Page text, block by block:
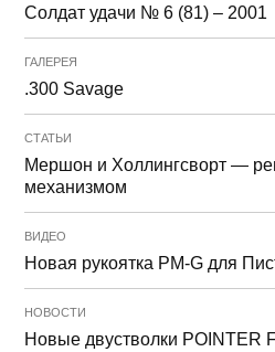
Солдат удачи № 6 (81) – 2001
ГАЛЕРЕЯ
.300 Savage
СТАТЬИ
Мершон и Холлингсворт —
механизмом
ВИДЕО
Новая рукоятка PM-G для
НОВОСТИ
Новые двустволки POINTER